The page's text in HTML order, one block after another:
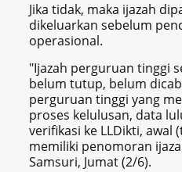
Jika tidak, maka ijazah
dikeluarkan sebelum
operasional.
"Ijazah perguruan tinggi
belum tutup, belum
perguruan tinggi yang
proses kelulusan, data
verifikasi ke LLDikti, awal
memiliki penomoran
Samsuri, Jumat (2/6).